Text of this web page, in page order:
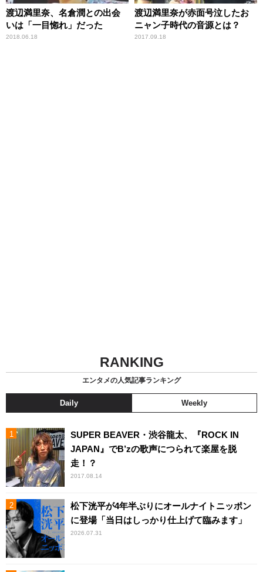
渡辺満里奈、名倉潤との出会
いは「一目惚れ」だった
2018.06.18
渡辺満里奈が赤面号泣したお
ニャン子時代の音源とは？
2017.09.18
RANKING
エンタメの人気記事ランキング
Daily Weekly
SUPER BEAVER・渋谷龍太、『ROCK IN
JAPAN』でB’zの歌声につられて楽屋を脱
走！？
2017.08.14
松下洸平が4年半ぶりにオールナイトニッポン
に登場「当日はしっかり仕上げて臨みます」
2026.07.31